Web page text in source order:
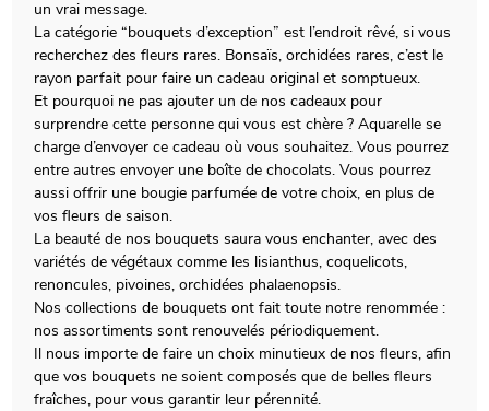
un vrai message.
La catégorie “bouquets d’exception” est l’endroit rêvé, si vous
recherchez des fleurs rares. Bonsaïs, orchidées rares, c’est le
rayon parfait pour faire un cadeau original et somptueux.
Et pourquoi ne pas ajouter un de nos cadeaux pour
surprendre cette personne qui vous est chère ? Aquarelle se
charge d’envoyer ce cadeau où vous souhaitez. Vous pourrez
entre autres envoyer une boîte de chocolats. Vous pourrez
aussi offrir une bougie parfumée de votre choix, en plus de
vos fleurs de saison.
La beauté de nos bouquets saura vous enchanter, avec des
variétés de végétaux comme les lisianthus, coquelicots,
renoncules, pivoines, orchidées phalaenopsis.
Nos collections de bouquets ont fait toute notre renommée :
nos assortiments sont renouvelés périodiquement.
Il nous importe de faire un choix minutieux de nos fleurs, afin
que vos bouquets ne soient composés que de belles fleurs
fraîches, pour vous garantir leur pérennité.